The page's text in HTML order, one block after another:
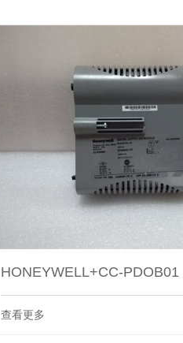
HONEYWELL+CC-PDOB01
查看更多